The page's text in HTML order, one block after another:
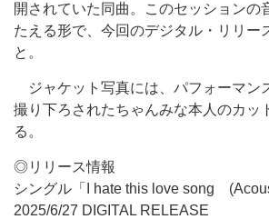
開されていた同曲。このセッションの
たえる形で、今回のデジタル・リリー
と。
ジャケット写真には、パフォーマン
撮り下ろされたちゃんみな本人のカッ
る。
◎リリース情報
シングル「I hate this love song
2025/6/27 DIGITAL RELEASE